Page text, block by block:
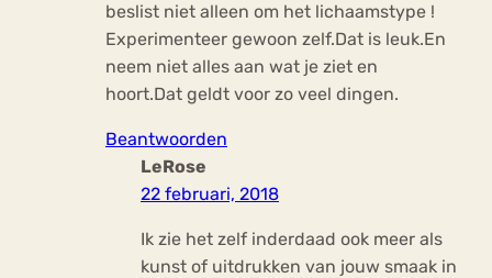
beslist niet alleen om het lichaamstype !
Experimenteer gewoon zelf.Dat is leuk.En
neem niet alles aan wat je ziet en
hoort.Dat geldt voor zo veel dingen.
Beantwoorden
LeRose
22 februari, 2018
Ik zie het zelf inderdaad ook meer als
kunst of uitdrukken van jouw smaak in